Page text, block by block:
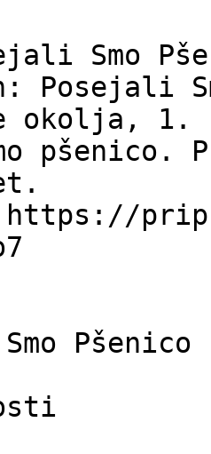
Smo
Posejali
okolja,
pšenico.
https://
Pšenico